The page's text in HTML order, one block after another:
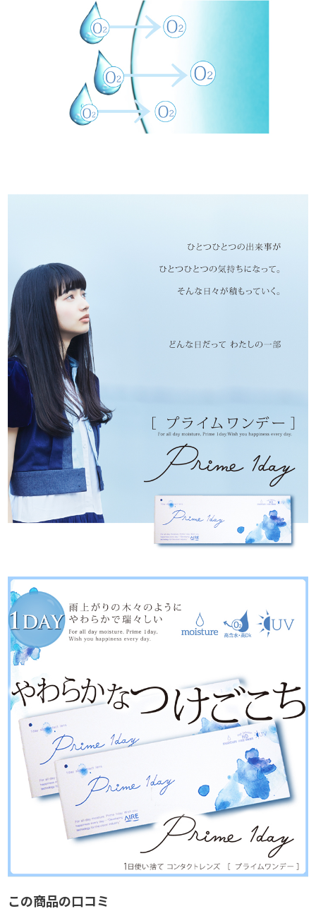
この商品の口コミ